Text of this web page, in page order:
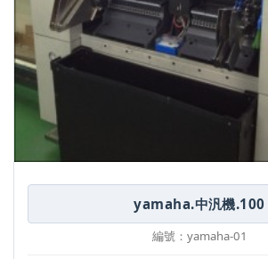
yamaha.中汎機.100
編號：yamaha-01